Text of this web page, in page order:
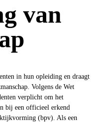
van
in hun opleiding en draagt
Volgens de Wet
verplicht om het
bij een officieel erkend
(bpv). Als een